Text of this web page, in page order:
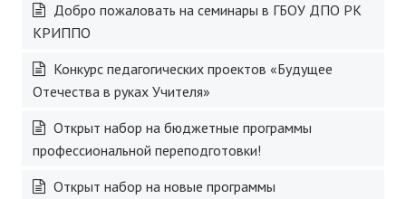
Добро пожаловать на семинары в ГБОУ ДПО РК
КРИППО
Конкурс педагогических проектов «Будущее
Отечества в руках Учителя»
Открыт набор на бюджетные программы
профессиональной переподготовки!
Открыт набор на новые программы